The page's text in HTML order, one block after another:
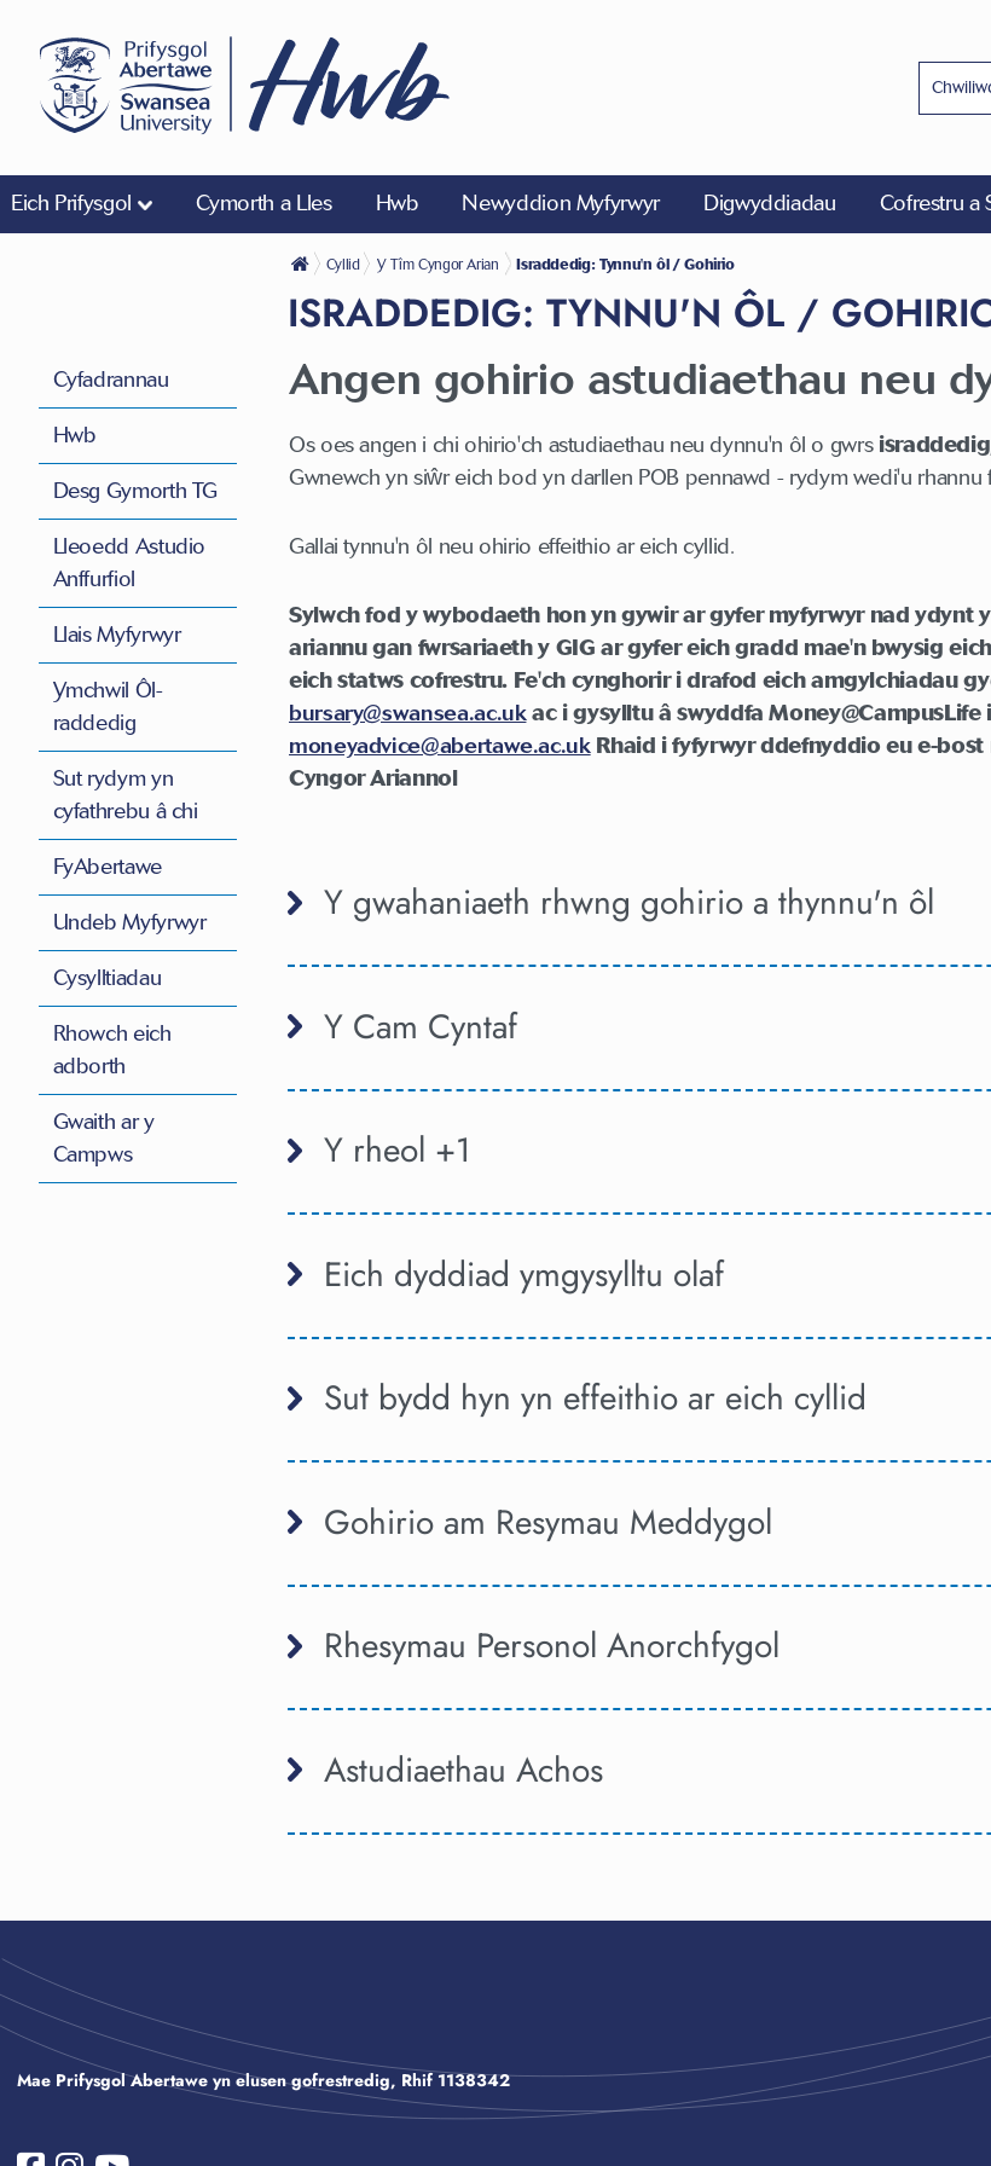
Eich Prifysgol Cymorth a Lles Hwb Newyddion Myfyrwyr Digwyddiadau Cofrestru a
Cyllid Y Tîm Cyngor Arian Israddedig: Tynnu'n ôl / Gohirio
ISRADDEDIG: TYNNU'N ÔL /
Angen gohirio astudiaethau neu
Os oes angen i chi ohirio'ch astudiaethau neu dynnu'n ôl o gwrs israddedig
Gwnewch yn siŵr eich bod yn darllen POB pennawd - rydym wedi'u
Gallai tynnu'n ôl neu ohirio effeithio ar eich cyllid.
Sylwch fod y wybodaeth hon yn gywir ar gyfer myfyrwyr nad ydynt
ariannu gan fwrsariaeth y GIG ar gyfer eich gradd mae'n bwysig
eich statws cofrestru. Fe'ch cynghorir i drafod eich amgylchiadau
bursary@swansea.ac.ukac i gysylltu â swyddfa
moneyadvice@abertawe.ac.ukRhaid i fyfyrwyr ddefnyddio eu e-
Cyngor Ariannol
Y gwahaniaeth rhwng gohirio a thynnu'n ôl
Y Cam Cyntaf
Y rheol +1
Eich dyddiad ymgysylltu olaf
Sut bydd hyn yn effeithio ar eich cyllid
Gohirio am Resymau Meddygol
Rhesymau Personol Anorchfygol
Astudiaethau Achos
Cyfadrannau
Hwb
Desg Gymorth TG
Lleoedd Astudio
Anffurfiol
Llais Myfyrwyr
Ymchwil Ôl-
raddedig
Sut rydym yn
cyfathrebu â chi
FyAbertawe
Undeb Myfyrwyr
Cysylltiadau
Rhowch eich
adborth
Gwaith ar y
Campws
Mae Prifysgol Abertawe yn elusen gofrestredig, Rhif 1138342